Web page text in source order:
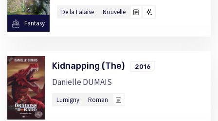
Fantasy
De la Falaise Nouvelle
Kidnapping (The) 2016
Danielle DUMAIS
Lumigny Roman